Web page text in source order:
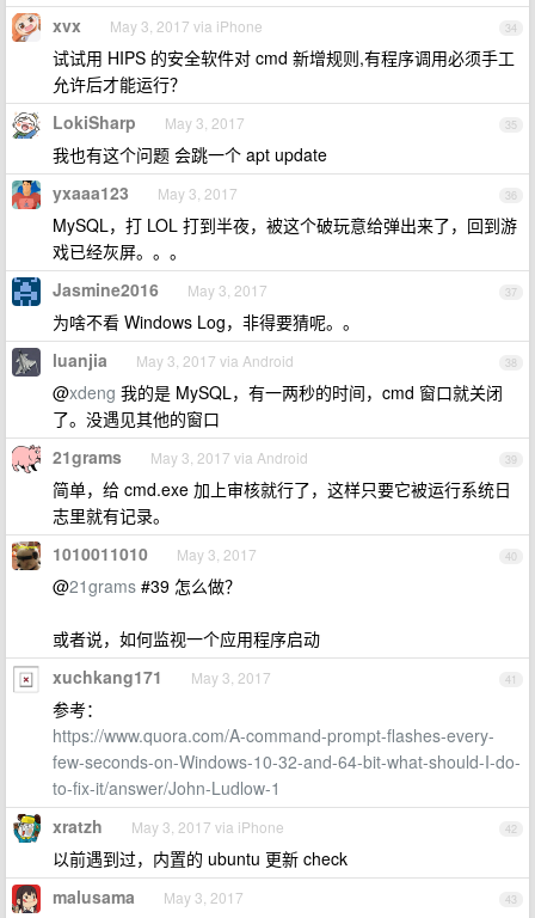
34
xvx May 3, 2017 via iPhone
试试用 HIPS 的安全软件对 cmd 新增规则,有程序调用必须手工
允许后才能运行？
35
LokiSharp May 3, 2017
我也有这个问题 会跳一个 apt update
36
yxaaa123 May 3, 2017
MySQL，打 LOL 打到半夜，被这个破玩意给弹出来了，回到游
戏已经灰屏。。。
37
Jasmine2016 May 3, 2017
为啥不看 Windows Log，非得要猜呢。。
38
luanjia May 3, 2017 via Android
@xdeng 我的是 MySQL，有一两秒的时间，cmd 窗口就关闭
了。没遇见其他的窗口
39
21grams May 3, 2017 via Android
简单，给 cmd.exe 加上审核就行了，这样只要它被运行系统日
志里就有记录。
40
1010011010 May 3, 2017
@21grams #39 怎么做？
或者说，如何监视一个应用程序启动
41
xuchkang171 May 3, 2017
参考：
https://www.quora.com/A-command-prompt-flashes-every-
few-seconds-on-Windows-10-32-and-64-bit-what-should-I-do-
to-fix-it/answer/John-Ludlow-1
42
xratzh May 3, 2017 via iPhone
以前遇到过，内置的 ubuntu 更新 check
43
malusama May 3, 2017